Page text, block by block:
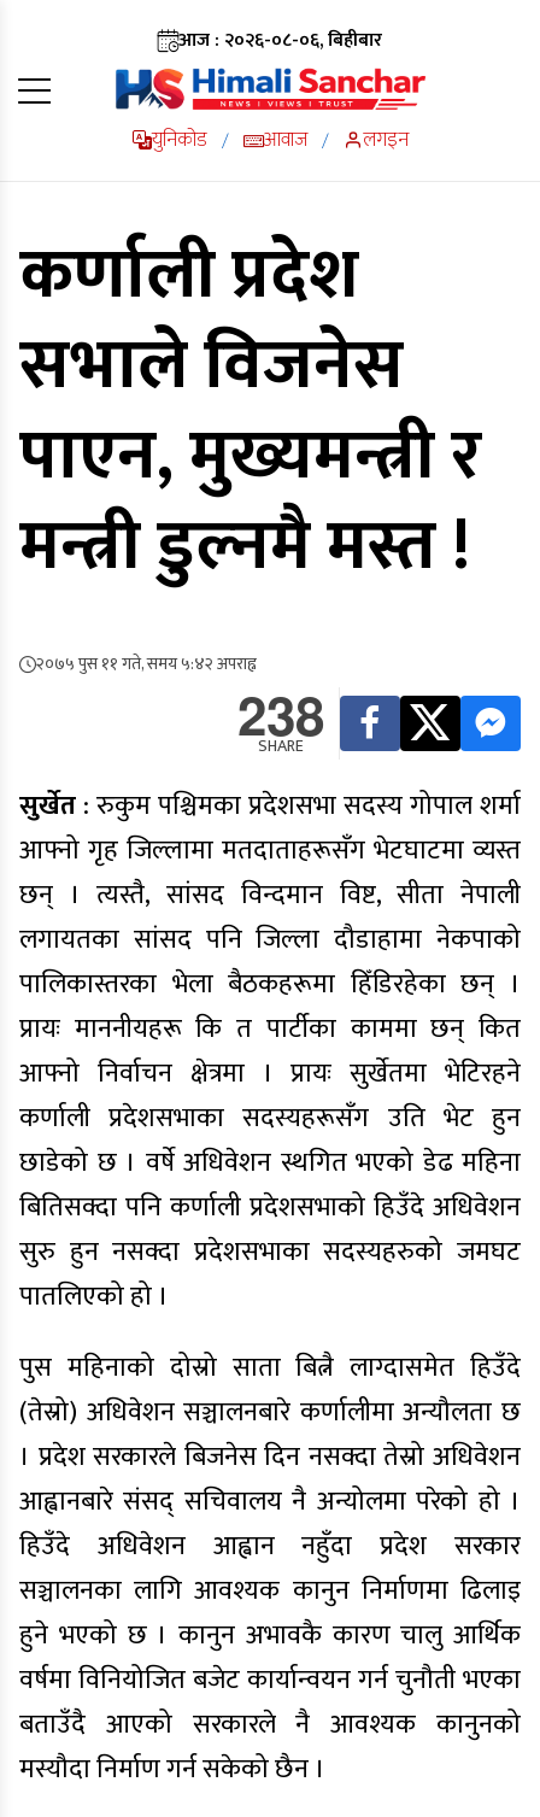
आज : २०२६-०८-०६, बिहीबार
युनिकोड / आवाज / लगइन
कर्णाली प्रदेश
सभाले विजनेस
पाएन, मुख्यमन्त्री र
मन्त्री डुल्नमै मस्त !
२०७५ पुस ११ गते, समय ५:४२ अपराह्न
238
SHARE
सुर्खेत: रुकुम पश्चिमका प्रदेशसभा सदस्य गोपाल शर्मा
आफ्नो गृह जिल्लामा मतदाताहरूसँग भेटघाटमा व्यस्त
छन् । त्यस्तै, सांसद विन्दमान विष्ट, सीता नेपाली
लगायतका सांसद पनि जिल्ला दौडाहामा नेकपाको
पालिकास्तरका भेला बैठकहरूमा हिँडिरहेका छन् ।
प्रायः माननीयहरू कि त पार्टीका काममा छन् कित
आफ्नो निर्वाचन क्षेत्रमा । प्रायः सुर्खेतमा भेटिरहने
कर्णाली प्रदेशसभाका सदस्यहरूसँग उति भेट हुन
छाडेको छ । वर्षे अधिवेशन स्थगित भएको डेढ महिना
बितिसक्दा पनि कर्णाली प्रदेशसभाको हिउँदे अधिवेशन
सुरु हुन नसक्दा प्रदेशसभाका सदस्यहरुको जमघट
पातलिएको हो ।
पुस महिनाको दोस्रो साता बित्नै लाग्दासमेत हिउँदे
(तेस्रो) अधिवेशन सञ्चालनबारे कर्णालीमा अन्यौलता छ
। प्रदेश सरकारले बिजनेस दिन नसक्दा तेस्रो अधिवेशन
आह्वानबारे संसद् सचिवालय नै अन्योलमा परेको हो ।
हिउँदे अधिवेशन आह्वान नहुँदा प्रदेश सरकार
सञ्चालनका लागि आवश्यक कानुन निर्माणमा ढिलाइ
हुने भएको छ । कानुन अभावकै कारण चालु आर्थिक
वर्षमा विनियोजित बजेट कार्यान्वयन गर्न चुनौती भएका
बताउँदै आएको सरकारले नै आवश्यक कानुनको
मस्यौदा निर्माण गर्न सकेको छैन ।